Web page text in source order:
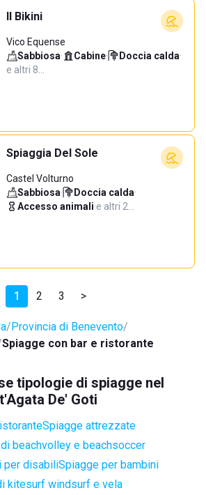
Il Bikini
Vico Equense
Sabbiosa· Cabine· Doccia calda·
e altri 8…
Spiaggia Del Sole
Castel Volturno
Sabbiosa· Doccia calda·
Accesso animali·e altri 2…
1 2 3 >
Provincia di Benevento
Spiagge con bar e ristorante
tipologie di spiagge nel
De' Goti
Spiagge attrezzate
beachvolley e beachsoccer
per disabiliSpiagge per bambini
kitesurf windsurf e vela